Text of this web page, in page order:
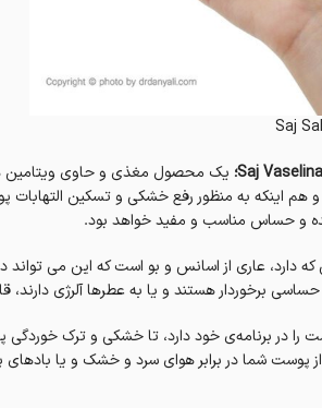
Saj
اینکه به منظور رفع خشکی و تسکین التهابات
و حساس مناسب و مفید خواهد بود.
که دارد، عاری از اسانس و بو است که این می‌
برخوردار هستند و یا به عطرها آلرژی دارند،
را در برنامه‌‌ی خود دارد، تا خشکی و ترک
از پوست شما در برابر هوای سرد و خشک و یا